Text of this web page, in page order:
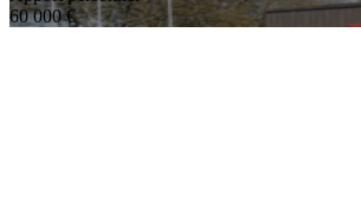
60 000 €